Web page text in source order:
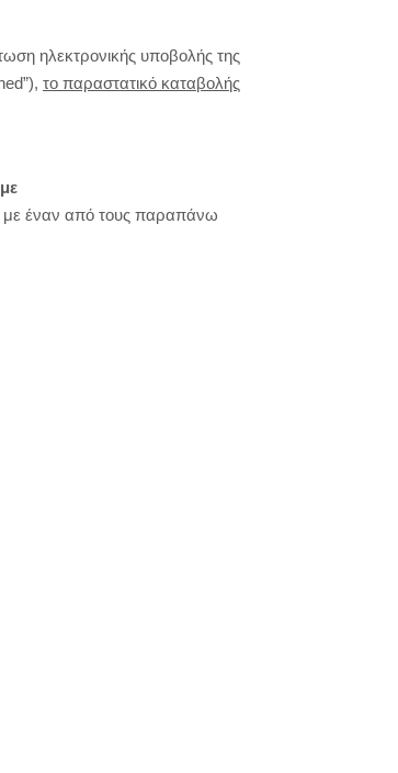
ηλεκτρονικής υποβολής της
το παραστατικό καταβολής
με έναν από τους παραπάνω